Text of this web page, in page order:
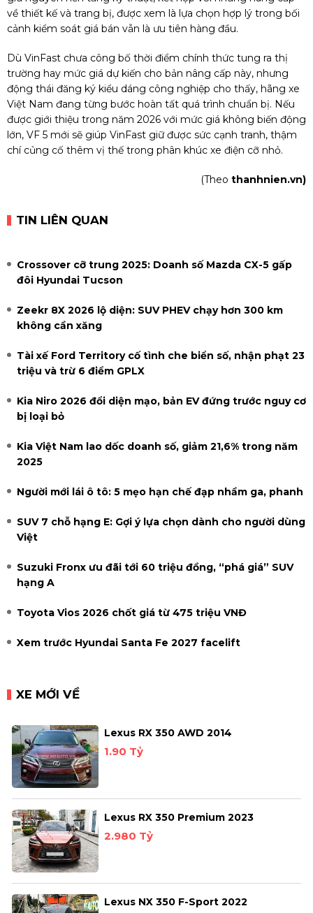
về thiết kế và trang bị, được xem là lựa chọn hợp lý trong bối
cảnh kiểm soát giá bán vẫn là ưu tiên hàng đầu.
Dù VinFast chưa công bố thời điểm chính thức tung ra thị
trường hay mức giá dự kiến cho bản nâng cấp này, nhưng
động thái đăng ký kiểu dáng công nghiệp cho thấy, hãng xe
Việt Nam đang từng bước hoàn tất quá trình chuẩn bị. Nếu
được giới thiệu trong năm 2026 với mức giá không biến động
lớn, VF 5 mới sẽ giúp VinFast giữ được sức cạnh tranh, thậm
chí củng cố thêm vị thế trong phân khúc xe điện cỡ nhỏ.
(Theo thanhnien.vn)
TIN LIÊN QUAN
Crossover cỡ trung 2025: Doanh số Mazda CX-5 gấp
đôi Hyundai Tucson
Zeekr 8X 2026 lộ diện: SUV PHEV chạy hơn 300 km
không cần xăng
Tài xế Ford Territory cố tình che biển số, nhận phạt 23
triệu và trừ 6 điểm GPLX
Kia Niro 2026 đổi diện mạo, bản EV đứng trước nguy cơ
bị loại bỏ
Kia Việt Nam lao dốc doanh số, giảm 21,6% trong năm
2025
Người mới lái ô tô: 5 mẹo hạn chế đạp nhầm ga, phanh
SUV 7 chỗ hạng E: Gợi ý lựa chọn dành cho người dùng
Việt
Suzuki Fronx ưu đãi tới 60 triệu đồng, “phá giá” SUV
hạng A
Toyota Vios 2026 chốt giá từ 475 triệu VNĐ
Xem trước Hyundai Santa Fe 2027 facelift
XE MỚI VỀ
Lexus RX 350 AWD 2014
1.90 Tỷ
Lexus RX 350 Premium 2023
2.980 Tỷ
Lexus NX 350 F-Sport 2022